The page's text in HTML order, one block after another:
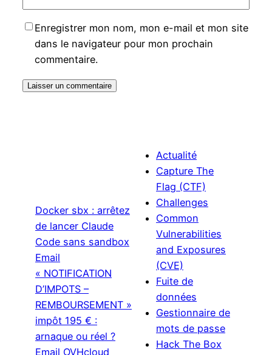
Enregistrer mon nom, mon e-mail et mon site
dans le navigateur pour mon prochain
commentaire.
Docker sbx : arrêtez
de lancer Claude
Code sans sandbox
Email
« NOTIFICATION
D’IMPOTS –
REMBOURSEMENT »
impôt 195 € :
arnaque ou réel ?
Email OVHcloud
Actualité
Capture The
Flag (CTF)
Challenges
Common
Vulnerabilities
and Exposures
(CVE)
Fuite de
données
Gestionnaire de
mots de passe
Hack The Box